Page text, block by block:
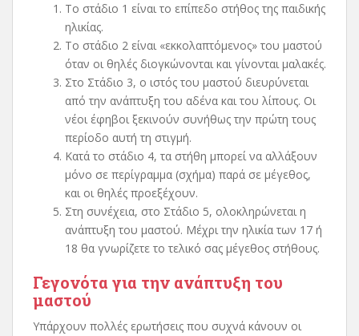
Το στάδιο 1 είναι το επίπεδο στήθος της παιδικής
ηλικίας.
Το στάδιο 2 είναι «εκκολαπτόμενος» του μαστού
όταν οι θηλές διογκώνονται και γίνονται μαλακές.
Στο Στάδιο 3, ο ιστός του μαστού διευρύνεται
από την ανάπτυξη του αδένα και του λίπους. Οι
νέοι έφηβοι ξεκινούν συνήθως την πρώτη τους
περίοδο αυτή τη στιγμή.
Κατά το στάδιο 4, τα στήθη μπορεί να αλλάξουν
μόνο σε περίγραμμα (σχήμα) παρά σε μέγεθος,
και οι θηλές προεξέχουν.
Στη συνέχεια, στο Στάδιο 5, ολοκληρώνεται η
ανάπτυξη του μαστού. Μέχρι την ηλικία των 17 ή
18 θα γνωρίζετε το τελικό σας μέγεθος στήθους.
Γεγονότα για την ανάπτυξη του
μαστού
Υπάρχουν πολλές ερωτήσεις που συχνά κάνουν οι